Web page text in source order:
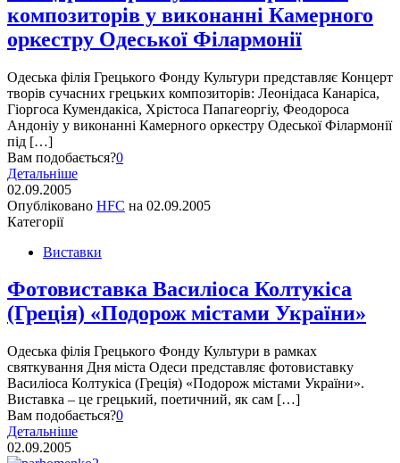
композиторів у виконанні Камерного
оркестру Одеської Філармонії
Одеська філія Грецького Фонду Культури представляє Концерт
творів сучасних грецьких композиторів: Леонідаса Канаріса,
Гіоргоса Кумендакіса, Хрістоса Папагеоргіу, Феодороса
Андоніу у виконанні Камерного оркестру Одеської Філармонії
під […]
Вам подобається?0
Детальніше
02.09.2005
Опубліковано HFC на 02.09.2005
Категорії
Виставки
Фотовиставка Василіоса Колтукіса
(Греція) «Подорож містами України»
Одеська філія Грецького Фонду Культури в рамках
святкування Дня міста Одеси представляє фотовиставку
Василіоса Колтукіса (Греція) «Подорож містами України».
Виставка – це грецький, поетичний, як сам […]
Вам подобається?0
Детальніше
02.09.2005